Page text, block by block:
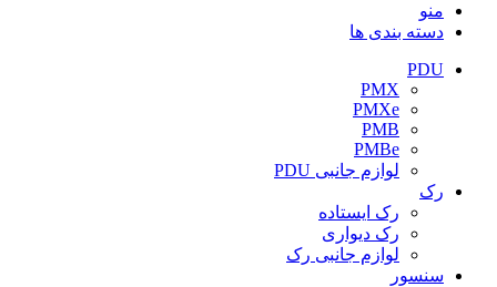
منو
دسته بندی ها
PDU
PMX
PMXe
PMB
PMBe
لوازم جانبی PDU
رک
رک ایستاده
رک دیواری
لوازم جانبی رک
سنسور